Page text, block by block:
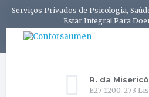
Serviços Privados de Psicologia,
Estar Integral Para
R. da
E27 1200-273